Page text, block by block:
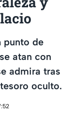
punto de
atan con
admira tras
oculto.